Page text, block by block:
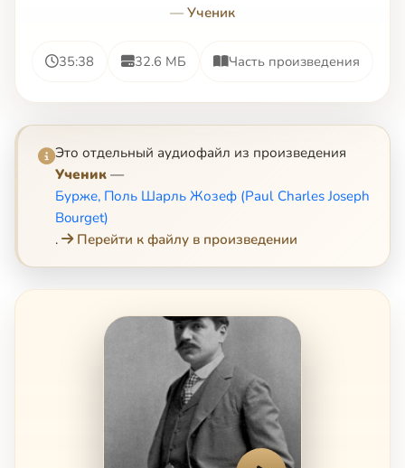
— Ученик
35:38 32.6 МБ Часть произведения
Это отдельный аудиофайл из произведения
Ученик —
Бурже, Поль Шарль Жозеф (Paul Charles Joseph
Bourget)
.
Перейти к файлу в произведении